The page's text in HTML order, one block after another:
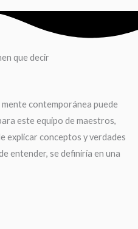
que decir
mente contemporánea puede
este equipo de maestros,
explicar conceptos y verdades
entender, se definiría en una